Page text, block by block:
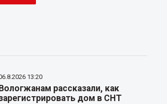
13:20
Вологжанам рассказали, как
дом в СНТ